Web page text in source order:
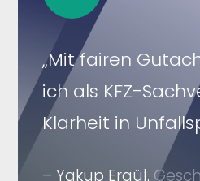
„Mit fairen
ich als KFZ-
Klarheit in
– Yakup Ergül.